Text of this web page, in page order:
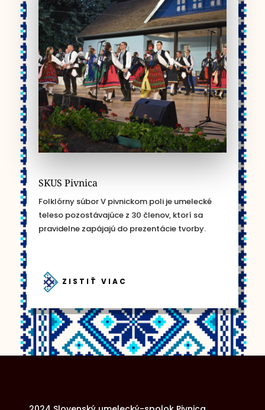
SKUS Pivnica
Folklórny súbor V pivnickom poli je umelecké
teleso pozostávajúce z 30 členov, ktorí sa
pravidelne zapájajú do prezentácie tvorby.
ZISTIŤ VIAC